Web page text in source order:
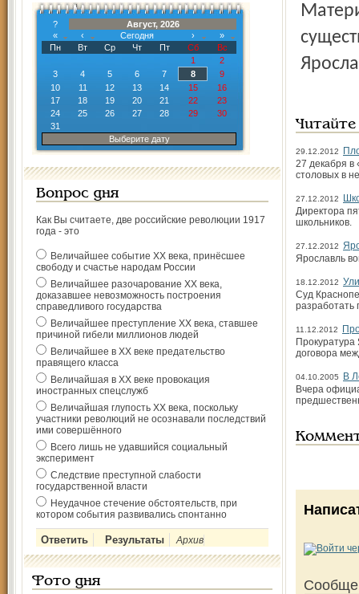
?
Август, 2026
«
‹ Сегодня ›
»
Пн
Вт Ср Чт Пт Сб
Вс
1
2
3
4 5 6 7 8
9
10
11 12 13 14 15
16
17
18 19 20 21 22
23
24
25 26 27 28 29
30
31
Выберите дату
Вопрос дня
Как Вы считаете, две российские революции 1917
года - это
Величайшее событие ХХ века, принёсшее
свободу и счастье народам России
Величайшее разочарование ХХ века,
доказавшее невозможность построения
справедливого государства
Величайшее преступление ХХ века, ставшее
причиной гибели миллионов людей
Величайшее в ХХ веке предательство
правящего класса
Величайшая в ХХ веке провокация
иностранных спецслужб
Величайшая глупость ХХ века, поскольку
участники революций не осознавали последствий
ими совершённого
Всего лишь не удавшийся социальный
эксперимент
Следствие преступной слабости
государственной власти
Неудачное стечение обстоятельств, при
котором события развивались спонтанно
Архив
Фото дня
Материалы проверки направлены для рассмотрения по
29.12.2012
27 декабря в
столовых в
27.12.2012
Директора
школьников.
27.12.2012
Ярославль
18.12.2012
Суд
разработать
11.12.2012
Прокуратура
договора
04.10.2005
В
Вчера